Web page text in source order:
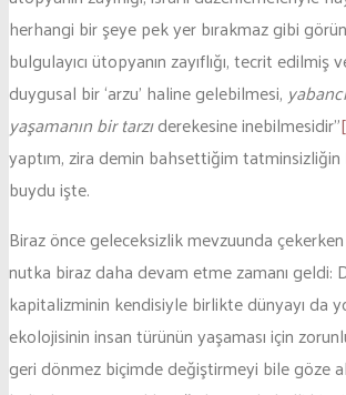
herhangi bir şeye pek yer bırakmaz gibi
bulgulayıcı ütopyanın zayıflığı, tecrit
duygusal bir ‘arzu’ haline gelebilmesi,
yaşamanın bir tarzıderekesine inebilmesidir”
yaptım, zira demin bahsettiğim tatminsizliğin
buydu işte.
Biraz önce geleceksizlik mevzuunda çekerken
nutka biraz daha devam etme zamanı geldi:
kapitalizminin kendisiyle birlikte dünyayı da
ekolojisinin insan türünün yaşaması için
geri dönmez biçimde değiştirmeyi bile göze